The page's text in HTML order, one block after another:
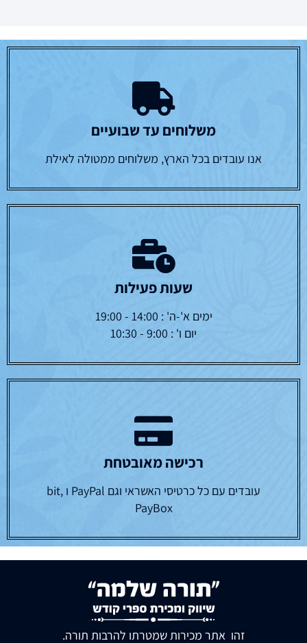
משלוחים עד שבועיים
אנו עובדים בכל הארץ, משלוחים ממטולה לאילת
שעות פעילות
ימים א'-ה' : 14:00 - 19:00
יום ו' : 9:00 - 10:30
רכישה מאובטחת
עובדים עם כל כרטיסי האשראי וגם PayPal ו bit,
PayBox
זהו אתר מכירות שמטרתו להרבות תורה.